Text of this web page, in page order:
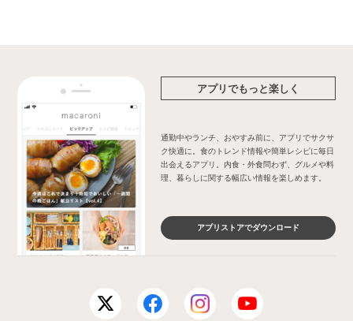
アプリでもっと楽しく
通勤中やランチ、おやすみ前に、アプリでサクサ
ク快適に。食のトレンド情報や簡単レシピに毎日
出会えるアプリ。内食・外食問わず、グルメや料
理、暮らしに関する幅広い情報を楽しめます。
アプリストアでダウンロード